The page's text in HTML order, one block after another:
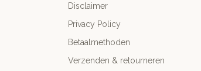
Disclaimer
Privacy Policy
Betaalmethoden
Verzenden & retourneren